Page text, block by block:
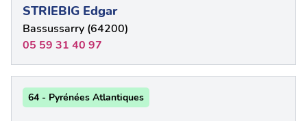
STRIEBIG Edgar
Bassussarry (64200)
05 59 31 40 97
64 - Pyrénées Atlantiques